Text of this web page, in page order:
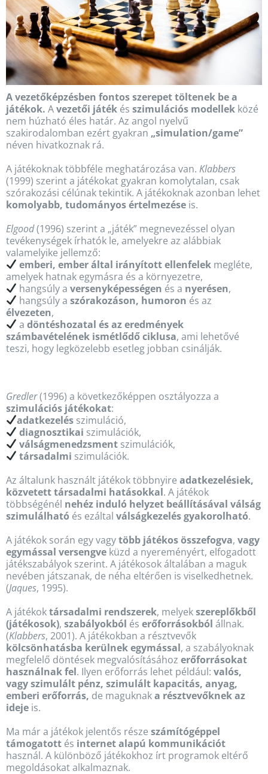
A vezetőképzésben fontos szerepet töltenek be a
játékok. Avezetői játék és szimulációs modellek közé
nem húzható éles határ. Az angol nyelvű
szakirodalomban ezért gyakran „simulation/game”
néven hivatkoznak rá.
A játékoknak többféle meghatározása van. Klabbers
(1999) szerint a játékokat gyakran komolytalan, csak
szórakozási célúnak tekintik. A játékoknak azonban lehet
komolyabb, tudományos értelmezése is.
Elgood(1996) szerint a „játék” megnevezéssel olyan
tevékenységek írhatók le, amelyekre az alábbiak
valamelyike jellemző:
emberi, ember által irányított ellenfelek megléte,
amelyek hatnak egymásra és a környezetre,
hangsúly aversenyképességen és a nyerésen,
hangsúly aszórakozáson, humoron és az
élvezeten,
adöntéshozatal és az eredmények
számbavételének ismétlődő ciklusa, ami lehetővé
teszi, hogy legközelebb esetleg jobban csinálják.
Gredler(1996) a következőképpen osztályozza a
szimulációs játékokat:
adatkezelés szimuláció,
diagnosztikai szimulációk,
válságmenedzsment szimulációk,
társadalmi szimulációk.
Az általunk használt játékok többnyire adatkezelésiek,
közvetett társadalmi hatásokkal. A játékok
többségénél nehéz induló helyzet beállításával válság
szimulálható és ezáltal válságkezelés gyakorolható.
A játékok során egy vagytöbb játékos összefogva, vagy
egymással versengve küzd a nyereményért, elfogadott
játékszabályok szerint. A játékosok általában a maguk
nevében játszanak, de néha eltérően is viselkedhetnek.
(Jaques, 1995).
A játékoktársadalmi rendszerek, melyekszereplőkből
(játékosok), szabályokból és erőforrásokból állnak.
(Klabbers, 2001). A játékokban a résztvevők
kölcsönhatásba kerülnek egymással, a szabályoknak
megfelelő döntések megvalósításához erőforrásokat
használnak fel. Ilyen erőforrás lehet például: valós,
vagy szimulált pénz, szimulált kapacitás, anyag,
emberi erőforrás, de maguknaka résztvevőknek az
ideje is.
Ma már a játékok jelentős része számítógéppel
támogatott és internet alapú kommunikációt
használ. A különböző játékokhoz írt programok eltérő
megoldásokat alkalmaznak.